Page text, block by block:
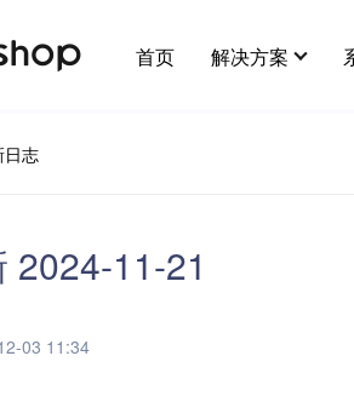
首页 解决方案
交分销
日志
2024-11-21
03 11:34